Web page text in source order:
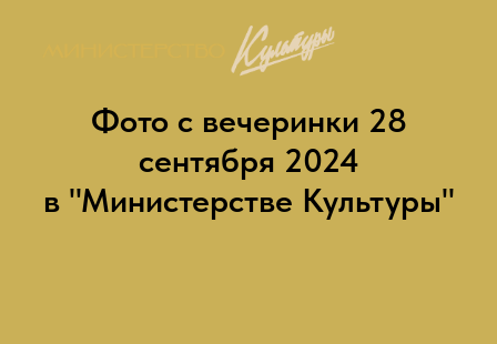
Фото с вечеринки 28
сентября 2024
в "Министерстве Культуры"